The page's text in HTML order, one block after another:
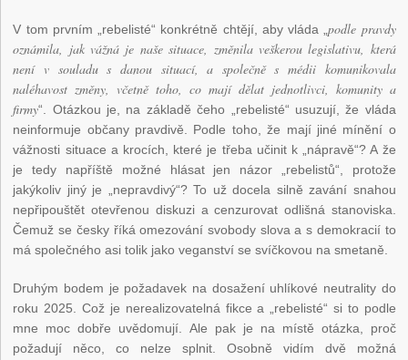
V tom prvním „rebelisté“ konkrétně chtějí, aby vláda „podle pravdy
oznámila, jak vážná je naše situace, změnila veškerou legislativu, která
není v souladu s danou situací, a společně s médii komunikovala
naléhavost změny, včetně toho, co mají dělat jednotlivci, komunity a
firmy“. Otázkou je, na základě čeho „rebelisté“ usuzují, že vláda
neinformuje občany pravdivě. Podle toho, že mají jiné mínění o
vážnosti situace a krocích, které je třeba učinit k „nápravě“? A že
je tedy napříště možné hlásat jen názor „rebelistů“, protože
jakýkoliv jiný je „nepravdivý“? To už docela silně zavání snahou
nepřipouštět otevřenou diskuzi a cenzurovat odlišná stanoviska.
Čemuž se česky říká omezování svobody slova a s demokracií to
má společného asi tolik jako veganství se svíčkovou na smetaně.
Druhým bodem je požadavek na dosažení uhlíkové neutrality do
roku 2025. Což je nerealizovatelná fikce a „rebelisté“ si to podle
mne moc dobře uvědomují. Ale pak je na místě otázka, proč
požadují něco, co nelze splnit. Osobně vidím dvě možná